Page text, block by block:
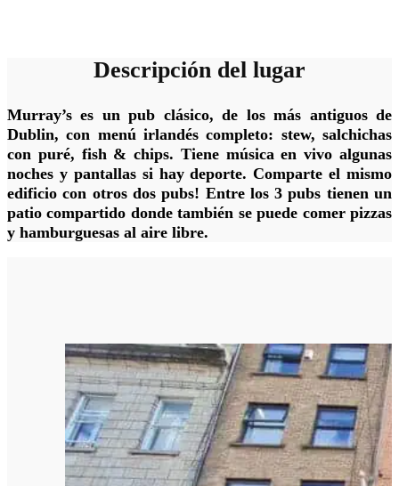
Descripción del lugar
Murray’s es un pub clásico, de los más antiguos de
Dublin, con menú irlandés completo: stew, salchichas
con puré, fish & chips. Tiene música en vivo algunas
noches y pantallas si hay deporte. Comparte el mismo
edificio con otros dos pubs! Entre los 3 pubs tienen un
patio compartido donde también se puede comer pizzas
y hamburguesas al aire libre.